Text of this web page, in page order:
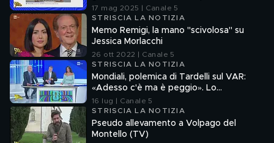
senza la verifica delle fonti
17 mag 2025 | Canale 5
STRISCIA LA NOTIZIA
Memo Remigi, la mano "scivolosa" su
Jessica Morlacchi
26 ott 2022 | Canale 5
STRISCIA LA NOTIZIA
Mondiali, polemica di Tardelli sul VAR:
«Adesso c'è ma è peggio». Lo
scappellotto di Bellingham a Barco
16 lug | Canale 5
STRISCIA LA NOTIZIA
Pseudo allevamento a Volpago del
Montello (TV)